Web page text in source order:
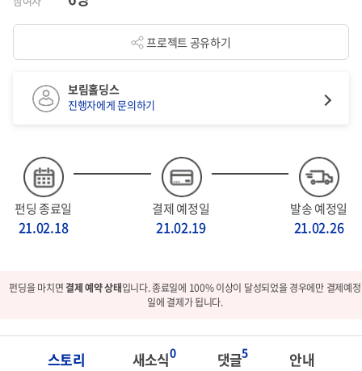
프로젝트 공유하기
펀딩 종료일
21.02.18
결제 예정일
21.02.19
발송 예정일
21.02.26
보림홀딩스
진행자에게 문의하기
펀딩을 마치면결제 예약 상태입니다. 종료일에 100% 이상이 달성되었을 경우에만 결제예정
일에 결제가 됩니다.
스토리 새소식0 댓글5 안내